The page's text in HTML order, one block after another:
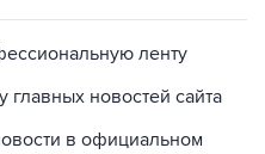
новостей сайта
в официальном